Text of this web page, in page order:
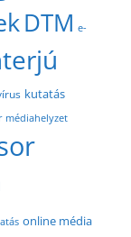
DTM e-
kutatás
médiahelyzet
online média